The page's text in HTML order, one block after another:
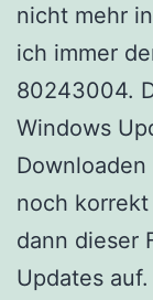
nicht mehr
ich immer
80243004.
Windows
noch
dann dieser
Updates auf.